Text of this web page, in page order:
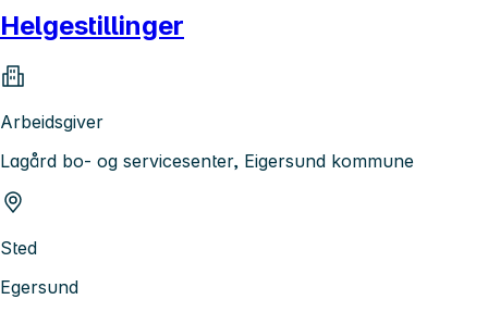
Helgestillinger
Arbeidsgiver
Lagård bo- og servicesenter, Eigersund kommune
Sted
Egersund